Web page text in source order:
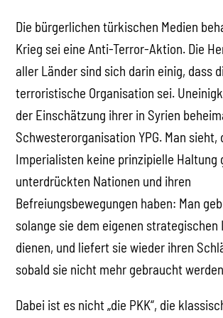
Die bürgerlichen türkischen Medien
Krieg sei eine Anti-Terror-Aktion. Die
aller Länder sind sich darin einig, dass
terroristische Organisation sei.
der Einschätzung ihrer in Syrien
Schwesterorganisation YPG. Man sieht,
Imperialisten keine prinzipielle Haltung
unterdrückten Nationen und ihren
Befreiungsbewegungen haben: Man
solange sie dem eigenen strategischen
dienen, und liefert sie wieder ihren
sobald sie nicht mehr gebraucht
Dabei ist es nicht „die PKK“, die